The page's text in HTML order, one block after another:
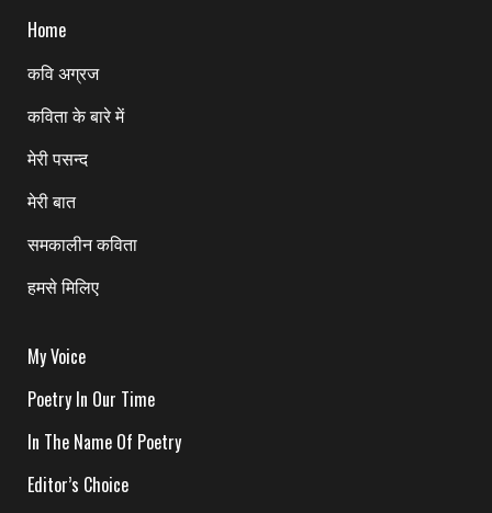
Home
कवि अग्रज
कविता के बारे में
मेरी पसन्द
मेरी बात
समकालीन कविता
हमसे मिलिए
My Voice
Poetry In Our Time
In The Name Of Poetry
Editor’s Choice